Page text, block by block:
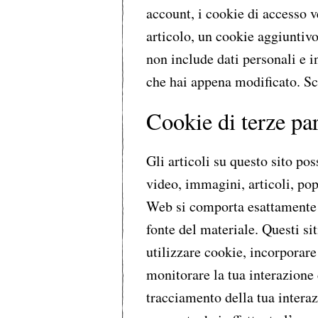
account, i cookie di accesso
articolo, un cookie
non include dati personali e
che hai appena modificato.
Cookie di terze
Gli articoli su questo sito
video, immagini, articoli,
Web si comporta
fonte del materiale. Questi
utilizzare cookie,
monitorare la tua
tracciamento della tua